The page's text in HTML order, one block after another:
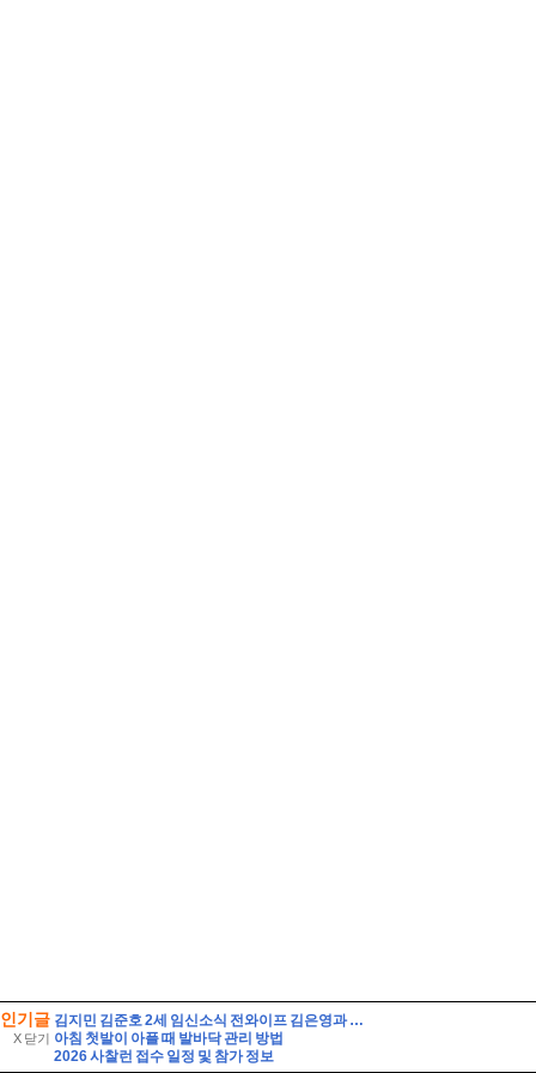
인기글
X 닫기
김지민 김준호 2세 임신소식 전와이프 김은영과 자녀는?
아침 첫발이 아플 때 발바닥 관리 방법
2026 사찰런 접수 일정 및 참가 정보